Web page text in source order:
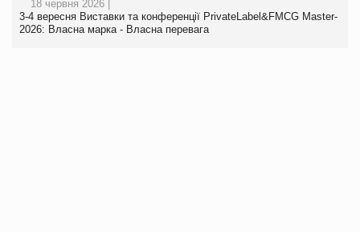
18 червня 2026 |
3-4 вересня Виставки та конференції PrivateLabel&FMCG Master-
2026: Власна марка - Власна перевага